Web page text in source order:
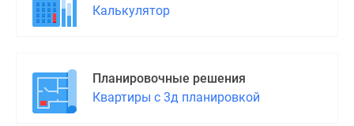
Калькулятор
Планировочные решения
Квартиры с 3д планировкой